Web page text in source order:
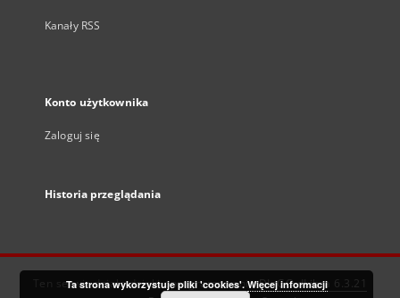
Kanały RSS
Konto użytkownika
Zaloguj się
Historia przeglądania
Ten serwis działa dzięki oprogramowaniuDInGO dLibra 6.3.21
Ta strona wykorzystuje pliki 'cookies'. Więcej informacji